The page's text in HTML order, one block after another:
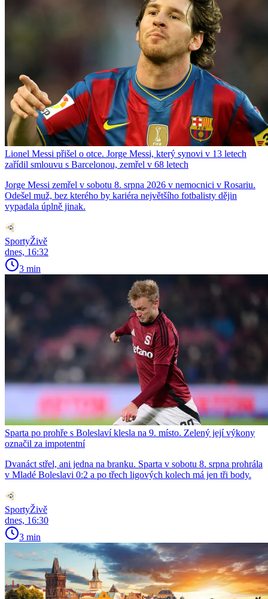
Lionel Messi přišel o otce. Jorge Messi, který synovi v 13 letech
zařídil smlouvu s Barcelonou, zemřel v 68 letech
Jorge Messi zemřel v sobotu 8. srpna 2026 v nemocnici v Rosariu.
Odešel muž, bez kterého by kariéra největšího fotbalisty dějin
vypadala úplně jinak.
SportyŽivě
dnes, 16:32
3 min
Sparta po prohře s Boleslaví klesla na 9. místo. Zelený její výkony
označil za impotentní
Dvanáct střel, ani jedna na branku. Sparta v sobotu 8. srpna prohrála
v Mladé Boleslavi 0:2 a po třech ligových kolech má jen tři body.
SportyŽivě
dnes, 16:30
3 min